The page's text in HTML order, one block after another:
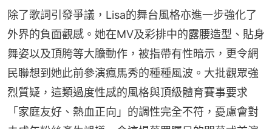
除了歌詞引發爭議，Lisa的舞台風格亦進一步強化了
外界的負面觀感。她在MV及彩排中的露腰造型、貼身
舞姿以及頂胯等大膽動作，被指帶有性暗示，更令網
民聯想到她此前參演瘋馬秀的種種風波。大批觀眾強
烈質疑，這類過度性感的風格與頂級體育賽事要求
「家庭友好、熱血正向」的調性完全不符，憂慮會對